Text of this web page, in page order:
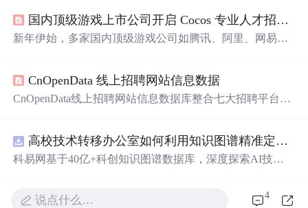
开发感兴趣并具备一定Java开发经验的人才加入。
国内顶级游戏上市公司开启 Cocos 专业人才招聘！
新年伊始，多家国内顶级游戏公司如腾讯、阿里、网易
遇。CnOpenData 线上招聘网站信息数据
CnOpenData线上招聘网站信息数据库整合七大招聘平台数
小企业就业研究。数据具多源性、长时序、高频更新与文
本挖掘潜力，广泛应用于劳动经济学、教育政策与企业HR
高校技术转移办公室如何利用知识图谱精准定位产业需求与技术适配点？.docx
科易网基于40亿+科创知识图谱数据库，深度探索AI技术
新领域的AI+数智化解决方案，推动科技创新与产业创新
说点什么… 4